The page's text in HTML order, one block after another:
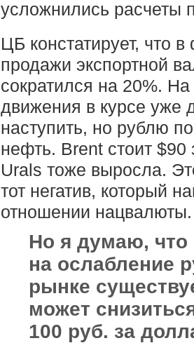
усложнились расчеты
ЦБ констатирует, что
продажи экспортной
сократился на 20%.
движения в курсе уже
наступить, но рублю
нефть. Brent стоит $90
Urals тоже выросла.
тот негатив, который
отношении нацвалюты.
Но я думаю, что
на ослабление
рынке
может
100 руб. за